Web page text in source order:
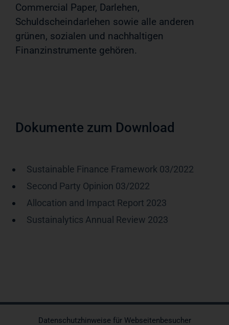
Commercial Paper, Darlehen,
Schuldscheindarlehen sowie alle anderen
grünen, sozialen und nachhaltigen
Finanzinstrumente gehören.
Dokumente zum Download
Sustainable Finance Framework 03/2022
Second Party Opinion 03/2022
Allocation and Impact Report 2023
Sustainalytics Annual Review 2023
Datenschutzhinweise für Webseitenbesucher